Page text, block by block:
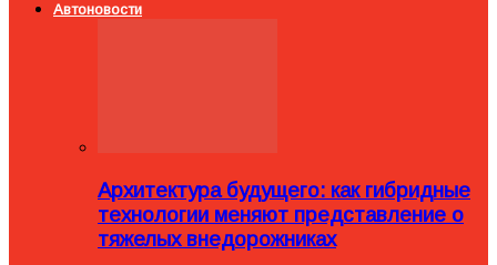
Автоновости
Архитектура будущего: как гибридные
технологии меняют представление о
тяжелых внедорожниках